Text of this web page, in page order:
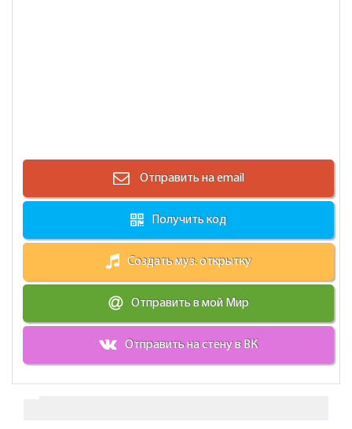
Отправить на email
Получить код
Создать муз. открытку
Отправить в мой Мир
Отправить на стену в ВК